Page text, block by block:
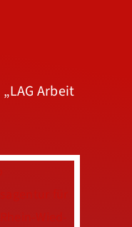
„LAG Arbeit